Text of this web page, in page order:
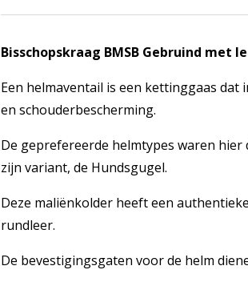
Bisschopskraag BMSB Gebruind met
Een helmaventail is een kettinggaas dat
en schouderbescherming.
De geprefereerde helmtypes waren hier
zijn variant, de Hundsgugel.
Deze maliënkolder heeft een
rundleer.
De bevestigingsgaten voor de helm